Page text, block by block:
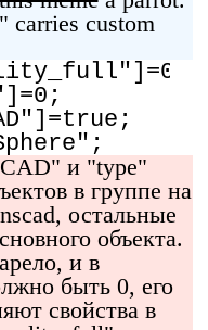
carries custom
и "type"
в группе на
остальные
объекта.
и в
быть 0, его
свойства в